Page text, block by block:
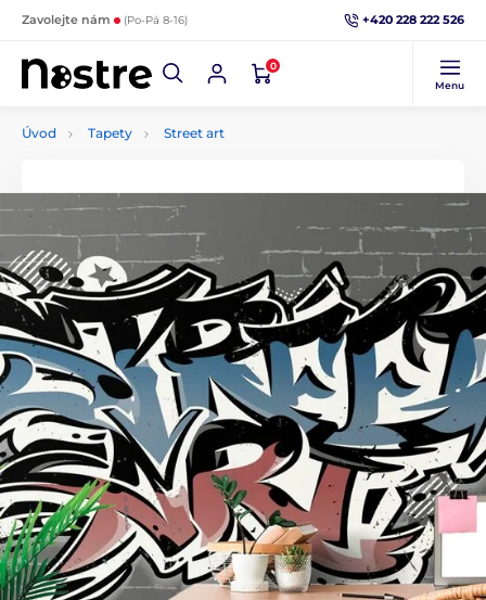
Zavolejte nám (Po-Pá 8-16) +420 228 222 526
0
Menu
Úvod Tapety Street art